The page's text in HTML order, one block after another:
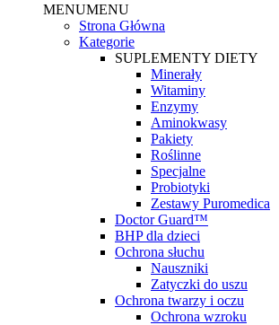
MENUMENU
Strona Główna
Kategorie
SUPLEMENTY DIETY
Minerały
Witaminy
Enzymy
Aminokwasy
Pakiety
Roślinne
Specjalne
Probiotyki
Zestawy Puromedica
Doctor Guard™
BHP dla dzieci
Ochrona słuchu
Nauszniki
Zatyczki do uszu
Ochrona twarzy i oczu
Ochrona wzroku